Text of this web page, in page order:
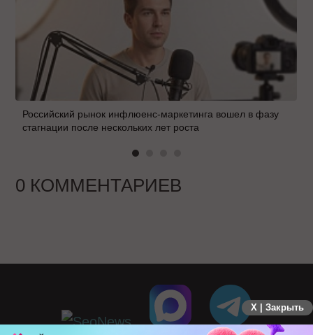
Российский рынок инфлюенс-маркетинга вошел в фазу
стагнации после нескольких лет роста
0 КОММЕНТАРИЕВ
X | Закрыть